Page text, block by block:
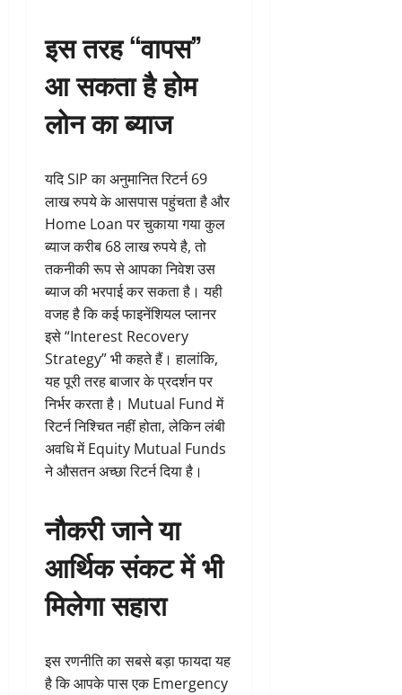
इस तरह “वापस”
आ सकता है होम
लोन का ब्याज
यदि SIP का अनुमानित रिटर्न 69
लाख रुपये के आसपास पहुंचता है और
Home Loan पर चुकाया गया कुल
ब्याज करीब 68 लाख रुपये है, तो
तकनीकी रूप से आपका निवेश उस
ब्याज की भरपाई कर सकता है। यही
वजह है कि कई फाइनेंशियल प्लानर
इसे “Interest Recovery
Strategy” भी कहते हैं। हालांकि,
यह पूरी तरह बाजार के प्रदर्शन पर
निर्भर करता है। Mutual Fund में
रिटर्न निश्चित नहीं होता, लेकिन लंबी
अवधि में Equity Mutual Funds
ने औसतन अच्छा रिटर्न दिया है।
नौकरी जाने या
आर्थिक संकट में भी
मिलेगा सहारा
इस रणनीति का सबसे बड़ा फायदा यह
है कि आपके पास एक Emergency